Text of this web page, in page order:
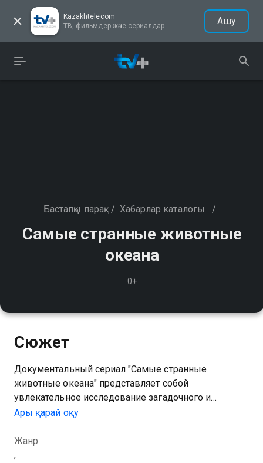
Kazakhtelecom
ТВ, фильмдер және сериалдар
Ашу
Бастапқы парақ / Хабарлар каталогы /
Самые странные животные
океана
0+
Сюжет
Документальный сериал "Самые странные
животные океана" представляет собой
увлекательное исследование загадочного и
невероятного мира морских обитателей
Ары қарай оқу
Жанр
,